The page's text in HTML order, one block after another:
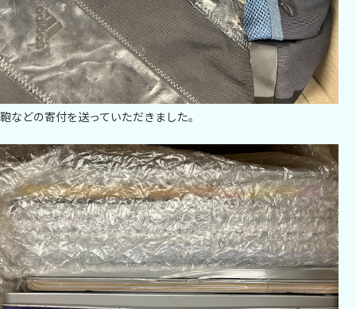
鞄などの寄付を送っていただきました。